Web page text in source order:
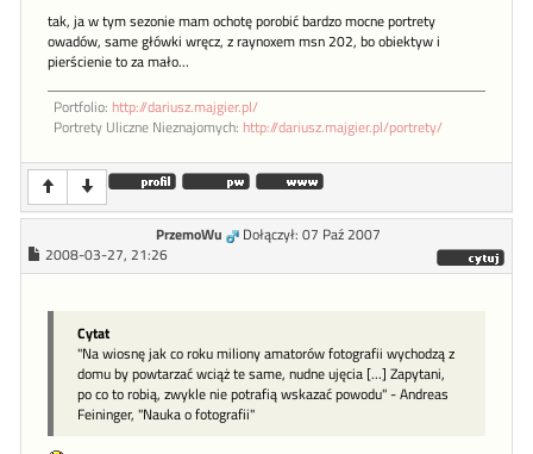
tak, ja w tym sezonie mam ochotę porobić bardzo mocne portrety
owadów, same główki wręcz, z raynoxem msn 202, bo obiektyw i
pierścienie to za mało...
Portfolio: http://dariusz.majgier.pl/
Portrety Uliczne Nieznajomych: http://dariusz.majgier.pl/portrety/
PrzemoWu
Dołączył: 07 Paź 2007
2008-03-27, 21:26
Cytat
"Na wiosnę jak co roku miliony amatorów fotografii wychodzą z
domu by powtarzać wciąż te same, nudne ujęcia [...] Zapytani,
po co to robią, zwykle nie potrafią wskazać powodu" - Andreas
Feininger, "Nauka o fotografii"